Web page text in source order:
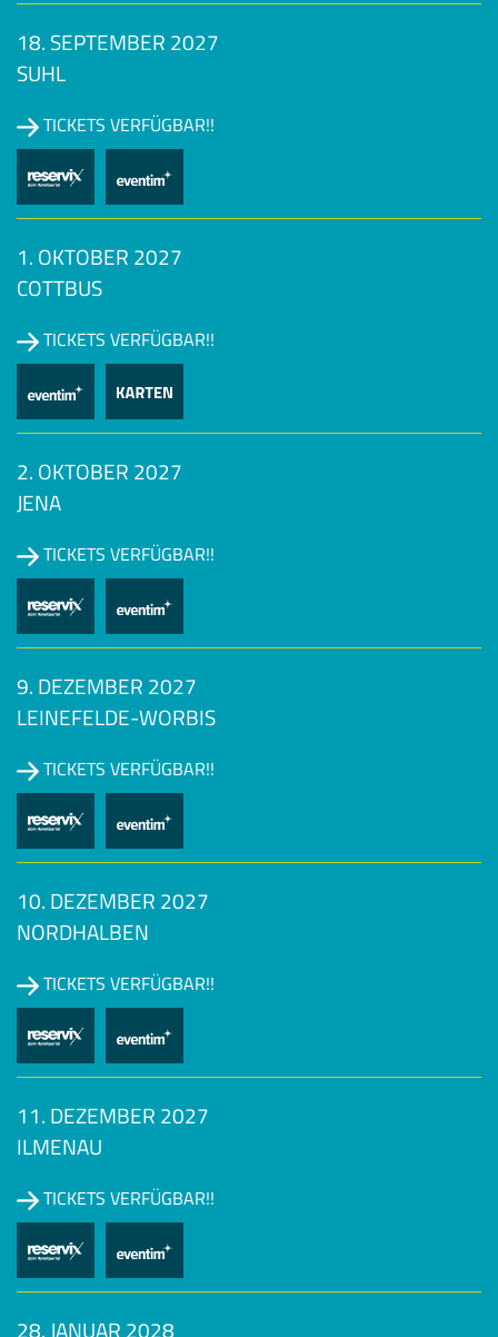
18. SEPTEMBER 2027
SUHL
TICKETS VERFÜGBAR!!
1. OKTOBER 2027
COTTBUS
TICKETS VERFÜGBAR!!
2. OKTOBER 2027
JENA
TICKETS VERFÜGBAR!!
9. DEZEMBER 2027
LEINEFELDE-WORBIS
TICKETS VERFÜGBAR!!
10. DEZEMBER 2027
NORDHALBEN
TICKETS VERFÜGBAR!!
11. DEZEMBER 2027
ILMENAU
TICKETS VERFÜGBAR!!
28. JANUAR 2028